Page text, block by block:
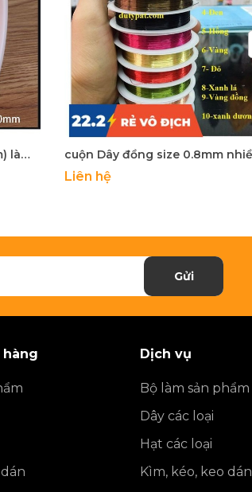
dây đồng 0.7mm (cuộn 2.5m) làm thủ công diy
Liên hệ
Gửi
hàng Dịch vụ
Bộ làm sản phẩm
Dây các loại
Hạt các loại
Kìm, kéo, keo dán